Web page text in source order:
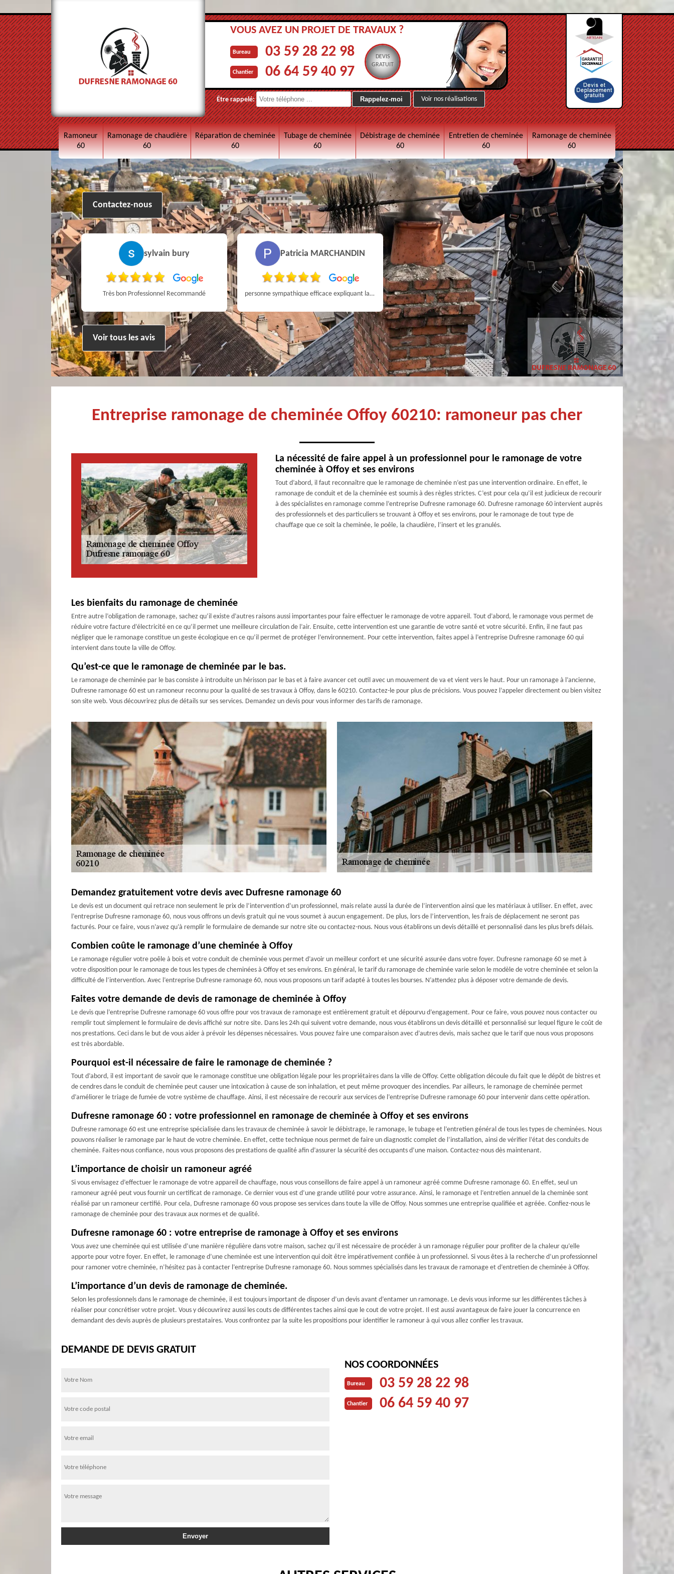
VOUS AVEZ UN PROJET DE TRAVAUX ?
Bureau 03 59 28 22 98
Chantier 06 64 59 40 97
DEVIS
GRATUIT
Être rappelé: Voir nos réalisations
Ramoneur
60
Ramonage de chaudière
60
Réparation de cheminée
60
Tubage de cheminée
60
Débistrage de cheminée
60
Entretien de cheminée
60
Ramonage de cheminée
60
Contactez-nous
sylvain bury
Très bon Professionnel Recommandé
Patricia MARCHANDIN
personne sympathique efficace expliquant la démarche de son travail pour un résultat de qualité . A recommander
Simon Bataille-
Vandereecken
philippe poivet
Très professionnel et fort
Voir tous les avis
Entreprise ramonage de cheminée Offoy 60210: ramoneur pas cher
La nécessité de faire appel à un professionnel pour le ramonage de votre
cheminée à Offoy et ses environs
Tout d’abord, il faut reconnaître que le ramonage de cheminée n’est pas une intervention ordinaire. En effet, le
ramonage de conduit et de la cheminée est soumis à des règles strictes. C’est pour cela qu’il est judicieux de recourir
à des spécialistes en ramonage comme l’entreprise Dufresne ramonage 60. Dufresne ramonage 60 intervient auprès
des professionnels et des particuliers se trouvant à Offoy et ses environs, pour le ramonage de tout type de
chauffage que ce soit la cheminée, le poêle, la chaudière, l’insert et les granulés.
Les bienfaits du ramonage de cheminée
Entre autre l’obligation de ramonage, sachez qu’il existe d’autres raisons aussi importantes pour faire effectuer le ramonage de votre appareil. Tout d’abord, le ramonage vous permet de
réduire votre facture d’électricité en ce qu’il permet une meilleure circulation de l’air. Ensuite, cette intervention est une garantie de votre santé et votre sécurité. Enfin, il ne faut pas
négliger que le ramonage constitue un geste écologique en ce qu’il permet de protéger l’environnement. Pour cette intervention, faites appel à l’entreprise Dufresne ramonage 60 qui
intervient dans toute la ville de Offoy.
Qu’est-ce que le ramonage de cheminée par le bas.
Le ramonage de cheminée par le bas consiste à introduite un hérisson par le bas et à faire avancer cet outil avec un mouvement de va et vient vers le haut. Pour un ramonage à l’ancienne,
Dufresne ramonage 60 est un ramoneur reconnu pour la qualité de ses travaux à Offoy, dans le 60210. Contactez-le pour plus de précisions. Vous pouvez l’appeler directement ou bien visitez
son site web. Vous découvrirez plus de détails sur ses services. Demandez un devis pour vous informer des tarifs de ramonage.
Demandez gratuitement votre devis avec Dufresne ramonage 60
Le devis est un document qui retrace non seulement le prix de l’intervention d’un professionnel, mais relate aussi la durée de l’intervention ainsi que les matériaux à utiliser. En effet, avec
l’entreprise Dufresne ramonage 60, nous vous offrons un devis gratuit qui ne vous soumet à aucun engagement. De plus, lors de l’intervention, les frais de déplacement ne seront pas
facturés. Pour ce faire, vous n’avez qu’à remplir le formulaire de demande sur notre site ou contactez-nous. Nous vous établirons un devis détaillé et personnalisé dans les plus brefs délais.
Combien coûte le ramonage d’une cheminée à Offoy
Le ramonage régulier votre poêle à bois et votre conduit de cheminée vous permet d’avoir un meilleur confort et une sécurité assurée dans votre foyer. Dufresne ramonage 60 se met à
votre disposition pour le ramonage de tous les types de cheminées à Offoy et ses environs. En général, le tarif du ramonage de cheminée varie selon le modèle de votre cheminée et selon la
difficulté de l’intervention. Avec l’entreprise Dufresne ramonage 60, nous vous proposons un tarif adapté à toutes les bourses. N’attendez plus à déposer votre demande de devis.
Faites votre demande de devis de ramonage de cheminée à Offoy
Le devis que l’entreprise Dufresne ramonage 60 vous offre pour vos travaux de ramonage est entièrement gratuit et dépourvu d’engagement. Pour ce faire, vous pouvez nous contacter ou
remplir tout simplement le formulaire de devis affiché sur notre site. Dans les 24h qui suivent votre demande, nous vous établirons un devis détaillé et personnalisé sur lequel figure le coût de
nos prestations. Ceci dans le but de vous aider à prévoir les dépenses nécessaires. Vous pouvez faire une comparaison avec d’autres devis, mais sachez que le tarif que nous vous proposons
est très abordable.
Pourquoi est-il nécessaire de faire le ramonage de cheminée ?
Tout d’abord, il est important de savoir que le ramonage constitue une obligation légale pour les propriétaires dans la ville de Offoy. Cette obligation découle du fait que le dépôt de bistres et
de cendres dans le conduit de cheminée peut causer une intoxication à cause de son inhalation, et peut même provoquer des incendies. Par ailleurs, le ramonage de cheminée permet
d’améliorer le triage de fumée de votre système de chauffage. Ainsi, il est nécessaire de recourir aux services de l’entreprise Dufresne ramonage 60 pour intervenir dans cette opération.
Dufresne ramonage 60 : votre professionnel en ramonage de cheminée à Offoy et ses environs
Dufresne ramonage 60 est une entreprise spécialisée dans les travaux de cheminée à savoir le débistrage, le ramonage, le tubage et l’entretien général de tous les types de cheminées. Nous
pouvons réaliser le ramonage par le haut de votre cheminée. En effet, cette technique nous permet de faire un diagnostic complet de l’installation, ainsi de vérifier l’état des conduits de
cheminée. Faites-nous confiance, nous vous proposons des prestations de qualité afin d’assurer la sécurité des occupants d’une maison. Contactez-nous dès maintenant.
L’importance de choisir un ramoneur agréé
Si vous envisagez d’effectuer le ramonage de votre appareil de chauffage, nous vous conseillons de faire appel à un ramoneur agréé comme Dufresne ramonage 60. En effet, seul un
ramoneur agréé peut vous fournir un certificat de ramonage. Ce dernier vous est d’une grande utilité pour votre assurance. Ainsi, le ramonage et l’entretien annuel de la cheminée sont
réalisé par un ramoneur certifié. Pour cela, Dufresne ramonage 60 vous propose ses services dans toute la ville de Offoy. Nous sommes une entreprise qualifiée et agréée. Confiez-nous le
ramonage de cheminée pour des travaux aux normes et de qualité.
Dufresne ramonage 60 : votre entreprise de ramonage à Offoy et ses environs
Vous avez une cheminée qui est utilisée d’une manière régulière dans votre maison, sachez qu’il est nécessaire de procéder à un ramonage régulier pour profiter de la chaleur qu’elle
apporte pour votre foyer. En effet, le ramonage d’une cheminée est une intervention qui doit être impérativement confiée à un professionnel. Si vous êtes à la recherche d’un professionnel
pour ramoner votre cheminée, n’hésitez pas à contacter l’entreprise Dufresne ramonage 60. Nous sommes spécialisés dans les travaux de ramonage et d’entretien de cheminée à Offoy.
L’importance d’un devis de ramonage de cheminée.
Selon les professionnels dans le ramonage de cheminée, il est toujours important de disposer d’un devis avant d’entamer un ramonage. Le devis vous informe sur les différentes tâches à
réaliser pour concrétiser votre projet. Vous y découvrirez aussi les couts de différentes taches ainsi que le cout de votre projet. Il est aussi avantageux de faire jouer la concurrence en
demandant des devis auprès de plusieurs prestataires. Vous confrontez par la suite les propositions pour identifier le ramoneur à qui vous allez confier les travaux.
DEMANDE DE DEVIS GRATUIT
NOS COORDONNÉES
Bureau 03 59 28 22 98
Chantier 06 64 59 40 97